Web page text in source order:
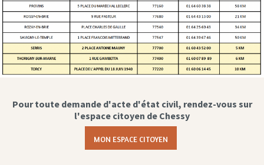
Pour toute demande d'acte d'état civil, rendez-vous sur
l'espace citoyen de Chessy
MON ESPACE CITOYEN